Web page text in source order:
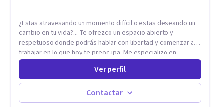
¿Estas atravesando un momento difícil o estas deseando un
cambio en tu vida?... Te ofrezco un espacio abierto y
respetuoso donde podrás hablar con libertad y comenzar a
trabajar en lo que hoy te preocupa. Me especializo en
Trastornos de Ansiedad y a lo largo de mi experiencia
profesional he acompañado a muchas Familias y Parejas con
distintas problemáticas como el manejo del estrés,
Autoestima, Gestión de la Ira, Depresión, Retos en la Crianza,
Codependencia, Celos, entre otros. Cuento con más de 12
Ver perfil
Contactar